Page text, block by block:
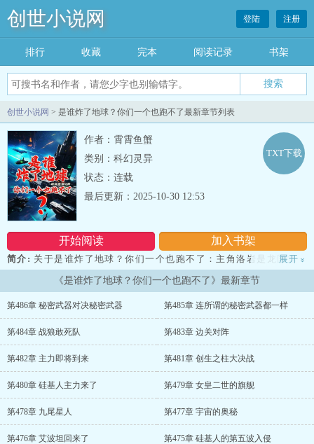
创世小说网 登陆 注册
排行 收藏 完本 阅读记录 书架
创世小说网 > 是谁炸了地球？你们一个也跑不了最新章节列表
作者：霄霄鱼蟹
类别：科幻灵异
状态：连载
开始阅读 加入书架
TXT下载
最后更新：2025-10-30 12:53
简介: 关于是谁炸了地球？你们一个也跑不了：主角洛岩是龙国第一
突击队队长，因伤造成下肢瘫痪，在家躺平之时，突然接到一道看似
不可能完成的任务。地球末日逃亡总指挥亲自来电，命令洛岩担任第
三十三逃亡舰队司令，率部在地球被炸之时，逃出生天。然而，洛岩
他的时间不多了。在他这个瘸子看来，能否准时抵达指定的地下司令
部，本就是个难事，何况未来，他将面对的，又是一个什么样的星辰
大海呢？...
展开 »
《是谁炸了地球？你们一个也跑不了》最新章节
第486章 秘密武器对决秘密武器 第485章 连所谓的秘密武器都一样
第484章 战狼敢死队 第483章 边关对阵
第482章 主力即将到来 第481章 创生之柱大决战
第480章 硅基人主力来了 第479章 女皇二世的旗舰
第478章 九尾星人 第477章 宇宙的奥秘
第476章 艾波坦回来了 第475章 硅基人的第五波入侵